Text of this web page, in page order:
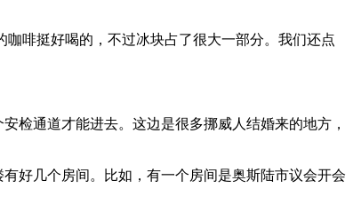
咖啡挺好喝的，不过冰块占了很大一部分。我们还点
检通道才能进去。这边是很多挪威人结婚来的地方，
好几个房间。比如，有一个房间是奥斯陆市议会开会